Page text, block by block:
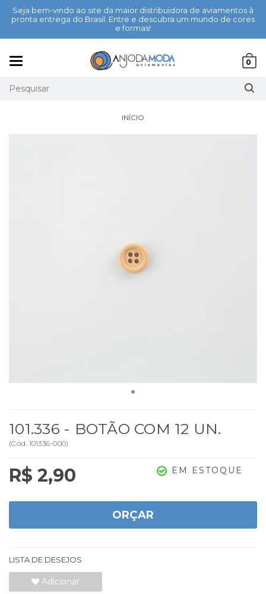
Seja bem-vindo ao site da maior distribuidora de aviamentos à
pronta entrega do Brasil. Entre e descubra um mundo de cores
e formas!
0
INÍCIO
101.336 - BOTÃO COM 12 UN.
(Cód. 101336-000)
R$ 2,90 EM ESTOQUE
ORÇAR
LISTA DE DESEJOS
Adicionar